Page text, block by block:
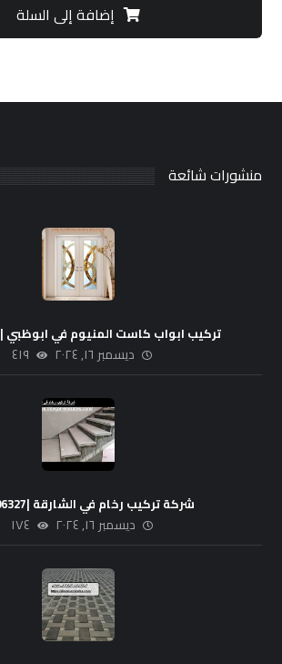
إضافة إلى السلة
منشورات شائعة
تركيب ابواب كاست المنيوم في ابوظبي |0521606327
ديسمبر ١٦, ٢٠٢٤ ٤١٩
شركة تركيب رخام في الشارقة |0521606327
ديسمبر ١٦, ٢٠٢٤ ١٧٤